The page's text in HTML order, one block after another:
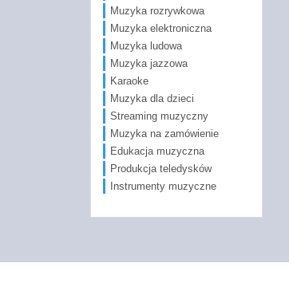
Muzyka rozrywkowa
Muzyka elektroniczna
Muzyka ludowa
Muzyka jazzowa
Karaoke
Muzyka dla dzieci
Streaming muzyczny
Muzyka na zamówienie
Edukacja muzyczna
Produkcja teledysków
Instrumenty muzyczne